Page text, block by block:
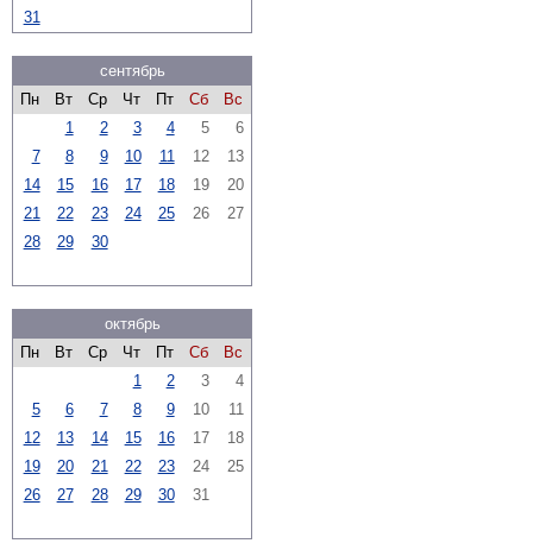
31
сентябрь
Пн
Вт Ср Чт Пт Сб
Вс
1
2 3 4 5
6
7
8 9 10 11 12
13
14
15 16 17 18 19
20
21
22 23 24 25 26
27
28
29 30
октябрь
Пн
Вт Ср Чт Пт Сб
Вс
1
2 3
4
5
6 7 8 9 10
11
12
13 14 15 16 17
18
19
20 21 22 23 24
25
26
27 28 29 30 31